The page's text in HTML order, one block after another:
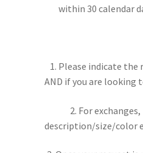
within 30 calendar
1. Please indicate
AND if you are looking
2. For
description/size/color